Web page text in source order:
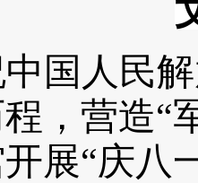
国人民
，营造“
展“庆八